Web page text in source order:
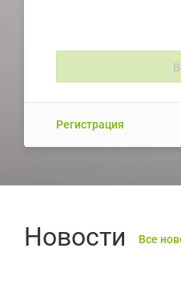
Регистрация
Новости Все